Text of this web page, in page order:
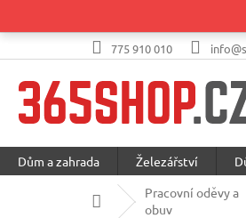
775 910 010
Dům a zahrada Železářství
Domů
Pracovní oděvy a
obuv